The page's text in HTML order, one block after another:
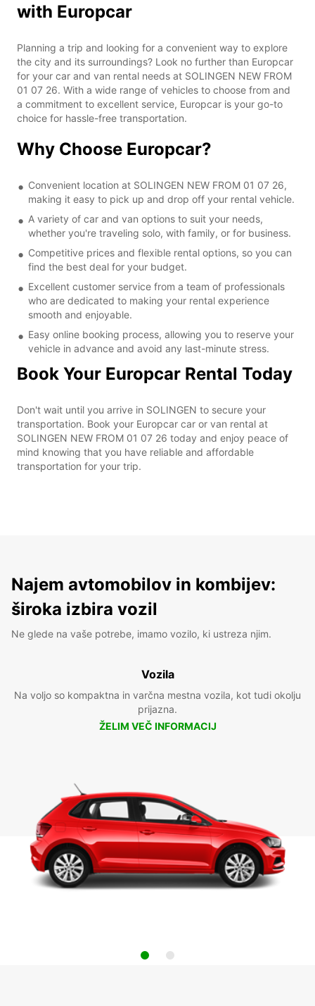
with Europcar
Planning a trip and looking for a convenient way to explore
the city and its surroundings? Look no further than Europcar
for your car and van rental needs at SOLINGEN NEW FROM
01 07 26. With a wide range of vehicles to choose from and
a commitment to excellent service, Europcar is your go-to
choice for hassle-free transportation.
Why Choose Europcar?
Convenient location at SOLINGEN NEW FROM 01 07 26,
making it easy to pick up and drop off your rental vehicle.
A variety of car and van options to suit your needs,
whether you're traveling solo, with family, or for business.
Competitive prices and flexible rental options, so you can
find the best deal for your budget.
Excellent customer service from a team of professionals
who are dedicated to making your rental experience
smooth and enjoyable.
Easy online booking process, allowing you to reserve your
vehicle in advance and avoid any last-minute stress.
Book Your Europcar Rental Today
Don't wait until you arrive in SOLINGEN to secure your
transportation. Book your Europcar car or van rental at
SOLINGEN NEW FROM 01 07 26 today and enjoy peace of
mind knowing that you have reliable and affordable
transportation for your trip.
Najem avtomobilov in kombijev:
široka izbira vozil
Ne glede na vaše potrebe, imamo vozilo, ki ustreza njim.
Vozila
Na voljo so kompaktna in varčna mestna vozila, kot tudi okolju
prijazna.
ŽELIM VEČ INFORMACIJ